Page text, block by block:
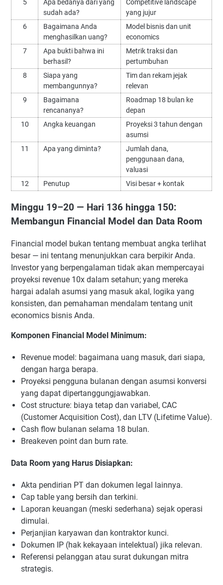
5
Apa bedanya dari yang
sudah ada?
Competitive landscape
yang jujur
6
Bagaimana Anda
menghasilkan uang?
Model bisnis dan unit
economics
7
Apa bukti bahwa ini
berhasil?
Metrik traksi dan
pertumbuhan
8
Siapa yang
membangunnya?
Tim dan rekam jejak
relevan
9
Bagaimana
rencananya?
Roadmap 18 bulan ke
depan
10
Angka keuangan
Proyeksi 3 tahun dengan
asumsi
11
Apa yang diminta?
Jumlah dana,
penggunaan dana,
valuasi
12
Penutup Visi besar + kontak
Minggu 19–20 — Hari 136 hingga 150:
Membangun Financial Model dan Data Room
Financial model bukan tentang membuat angka terlihat
besar — ini tentang menunjukkan cara berpikir Anda.
Investor yang berpengalaman tidak akan mempercayai
proyeksi revenue 10x dalam setahun; yang mereka
hargai adalah asumsi yang masuk akal, logika yang
konsisten, dan pemahaman mendalam tentang unit
economics bisnis Anda.
Komponen Financial Model Minimum:
Revenue model: bagaimana uang masuk, dari siapa,
dengan harga berapa.
Proyeksi pengguna bulanan dengan asumsi konversi
yang dapat dipertanggungjawabkan.
Cost structure: biaya tetap dan variabel, CAC
(Customer Acquisition Cost), dan LTV (Lifetime Value).
Cash flow bulanan selama 18 bulan.
Breakeven point dan burn rate.
Data Room yang Harus Disiapkan:
Akta pendirian PT dan dokumen legal lainnya.
Cap table yang bersih dan terkini.
Laporan keuangan (meski sederhana) sejak operasi
dimulai.
Perjanjian karyawan dan kontraktor kunci.
Dokumen IP (hak kekayaan intelektual) jika relevan.
Referensi pelanggan atau surat dukungan mitra
strategis.